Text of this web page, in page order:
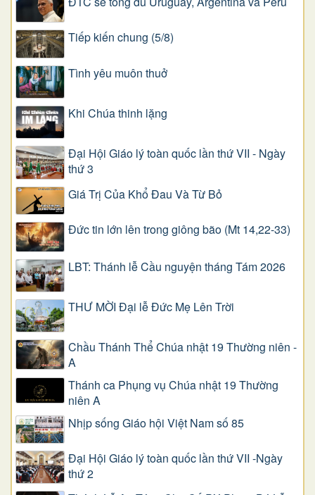
Tiếp kiến chung (5/8)
Tình yêu muôn thuở
Khi Chúa thinh lặng
Đại Hội Giáo lý toàn quốc lần thứ VII - Ngày
thứ 3
Giá Trị Của Khổ Ðau Và Từ Bỏ
Đức tin lớn lên trong giông bão (Mt 14,22-33)
LBT: Thánh lễ Cầu nguyện tháng Tám 2026
THƯ MỜI Đại lễ Đức Mẹ Lên Trời
Chầu Thánh Thể Chúa nhật 19 Thường niên -
A
Thánh ca Phụng vụ Chúa nhật 19 Thường
niên A
Nhịp sống Giáo hội Việt Nam số 85
Đại Hội Giáo lý toàn quốc lần thứ VII -Ngày
thứ 2